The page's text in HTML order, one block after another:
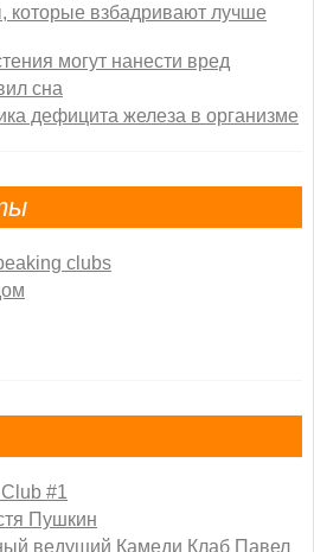
которые взбадривают лучше
могут нанести вред
сна
дефицита железа в организме
clubs
#1
Пушкин
ведущий Камеди Клаб Павел